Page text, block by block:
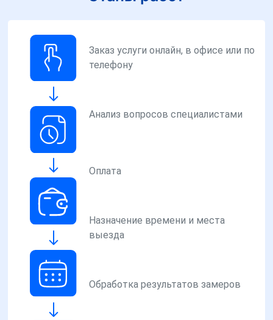
Заказ услуги онлайн, в офисе или по
телефону
Анализ вопросов специалистами
Оплата
Назначение времени и места
выезда
Обработка результатов замеров